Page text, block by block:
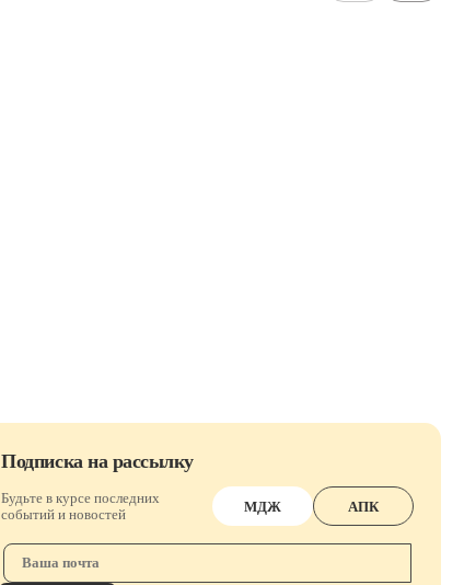
Подписка на рассылку
Будьте в курсе последних
событий и новостей
МДЖ АПК